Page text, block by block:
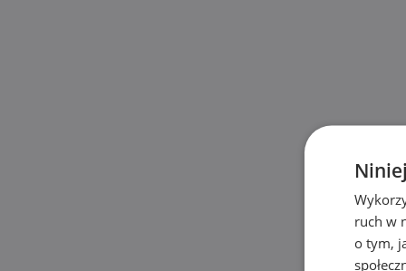
ruch w
o tym,